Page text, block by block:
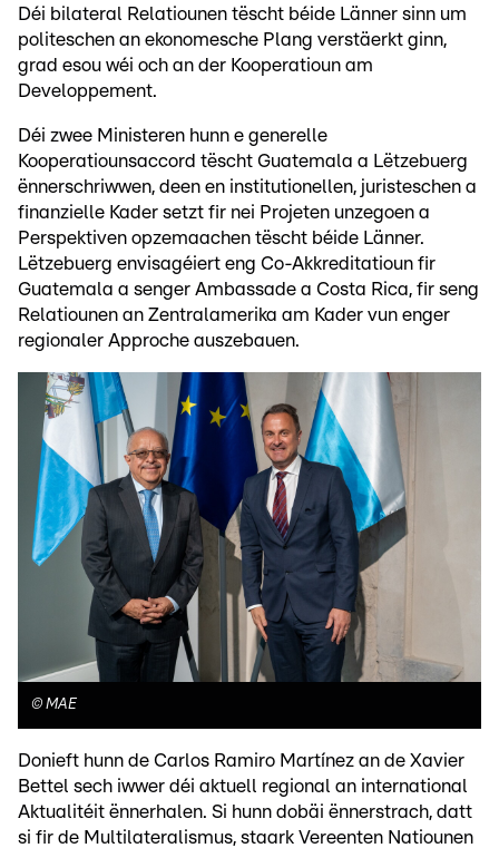
Déi bilateral Relatiounen tëscht béide Länner sinn um
politeschen an ekonomesche Plang verstäerkt ginn,
grad esou wéi och an der Kooperatioun am
Developpement.
Déi zwee Ministeren hunn e generelle
Kooperatiounsaccord tëscht Guatemala a Lëtzebuerg
ënnerschriwwen, deen en institutionellen, juristeschen a
finanzielle Kader setzt fir nei Projeten unzegoen a
Perspektiven opzemaachen tëscht béide Länner.
Lëtzebuerg envisagéiert eng Co-Akkreditatioun fir
Guatemala a senger Ambassade a Costa Rica, fir seng
Relatiounen an Zentralamerika am Kader vun enger
regionaler Approche auszebauen.
© MAE
Donieft hunn de Carlos Ramiro Martínez an de Xavier
Bettel sech iwwer déi aktuell regional an international
Aktualitéit ënnerhalen. Si hunn dobäi ënnerstrach, datt
si fir de Multilateralismus, staark Vereenten Natiounen